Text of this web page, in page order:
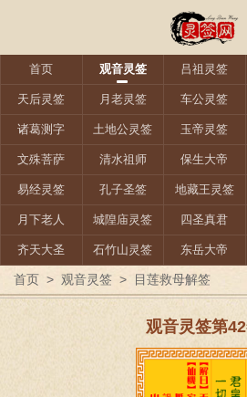
首页 观音灵签 吕祖灵签
天后灵签 月老灵签 车公灵签
诸葛测字 土地公灵签 玉帝灵签
文殊菩萨 清水祖师 保生大帝
易经灵签 孔子圣签 地藏王灵签
月下老人 城隍庙灵签 四圣真君
齐天大圣 石竹山灵签 东岳大帝
首页 > 观音灵签 > 目莲救母解签
观音灵签第